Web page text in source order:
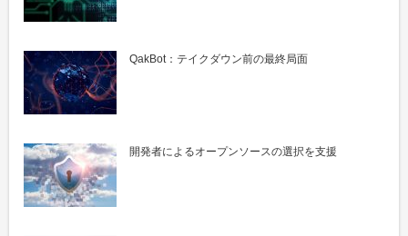
QakBot：テイクダウン前の最終局面
開発者によるオープンソースの選択を支援